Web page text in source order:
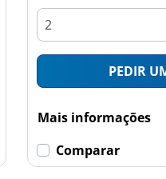
PEDIR
Mais informações
Comparar